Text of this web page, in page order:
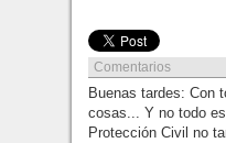
Comentarios
Buenas tardes: Con
cosas... Y no todo
Protección Civil no